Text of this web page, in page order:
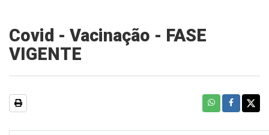
Covid - Vacinação - FASE
VIGENTE